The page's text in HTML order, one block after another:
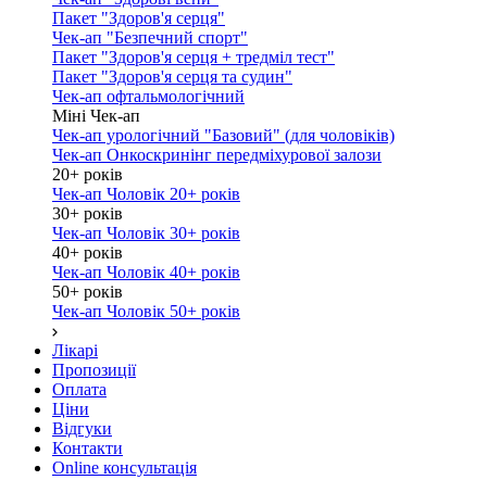
Пакет "Здоров'я серця"
Чек-ап "Безпечний спорт"
Пакет "Здоров'я серця + тредміл тест"
Пакет "Здоров'я серця та судин"
Чек-ап офтальмологічний
Міні Чек-ап
Чек-ап урологічний "Базовий" (для чоловіків)
Чек-ап Онкоскринінг передміхурової залози
20+ років
Чек-ап Чоловік 20+ років
30+ років
Чек-ап Чоловік 30+ років
40+ років
Чек-ап Чоловік 40+ років
50+ років
Чек-ап Чоловік 50+ років
Лікарі
Пропозиції
Оплата
Ціни
Відгуки
Контакти
Online консультація